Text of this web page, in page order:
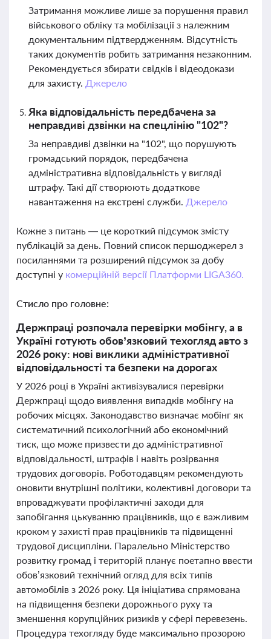
Затримання можливе лише за порушення правил
військового обліку та мобілізації з належним
документальним підтвердженням. Відсутність
таких документів робить затримання незаконним.
Рекомендується збирати свідків і відеодокази
для захисту. Джерело
Яка відповідальність передбачена за
неправдиві дзвінки на спецлінію "102"?
За неправдиві дзвінки на "102", що порушують
громадський порядок, передбачена
адміністративна відповідальність у вигляді
штрафу. Такі дії створюють додаткове
навантаження на екстрені служби. Джерело
Кожне з питань — це короткий підсумок змісту
публікацій за день. Повний список першоджерел з
посиланнями та розширений підсумок за добу
доступні у комерційній версії Платформи LIGA360.
Стисло про головне:
Держпраці розпочала перевірки мобінгу, а в
Україні готують обов’язковий техогляд авто з
2026 року: нові виклики адміністративної
відповідальності та безпеки на дорогах
У 2026 році в Україні активізувалися перевірки
Держпраці щодо виявлення випадків мобінгу на
робочих місцях. Законодавство визначає мобінг як
систематичний психологічний або економічний
тиск, що може призвести до адміністративної
відповідальності, штрафів і навіть розірвання
трудових договорів. Роботодавцям рекомендують
оновити внутрішні політики, колективні договори та
впроваджувати профілактичні заходи для
запобігання цькуванню працівників, що є важливим
кроком у захисті прав працівників та підвищенні
трудової дисципліни. Паралельно Міністерство
розвитку громад і територій планує поетапно ввести
обов’язковий технічний огляд для всіх типів
автомобілів з 2026 року. Ця ініціатива спрямована
на підвищення безпеки дорожнього руху та
зменшення корупційних ризиків у сфері перевезень.
Процедура техогляду буде максимально прозорою